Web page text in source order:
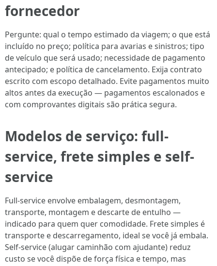
fornecedor
Pergunte: qual o tempo estimado da viagem; o que está
incluído no preço; política para avarias e sinistros; tipo
de veículo que será usado; necessidade de pagamento
antecipado; e política de cancelamento. Exija contrato
escrito com escopo detalhado. Evite pagamentos muito
altos antes da execução — pagamentos escalonados e
com comprovantes digitais são prática segura.
Modelos de serviço: full-
service, frete simples e self-
service
Full-service envolve embalagem, desmontagem,
transporte, montagem e descarte de entulho —
indicado para quem quer comodidade. Frete simples é
transporte e descarregamento, ideal se você já embala.
Self-service (alugar caminhão com ajudante) reduz
custo se você dispõe de força física e tempo, mas